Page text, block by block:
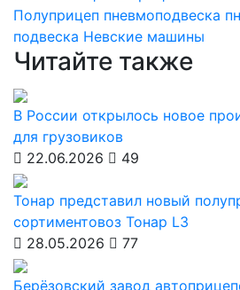
Полуприцеп пневмоподвеска
подвеска Невские машины
Читайте также
В России открылось новое
для грузовиков
22.06.2026
49
Тонар представил новый
сортиментовоз Тонар L3
28.05.2026
77
Берёзовский завод